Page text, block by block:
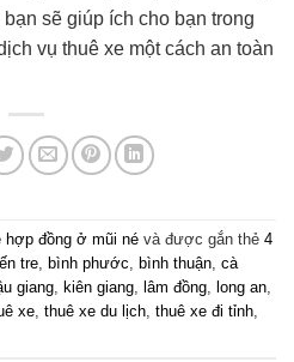
sẽ giúp ích cho bạn trong
vụ thuê xe một cách an toàn
hợp đồng ở mũi né và được gắn thẻ 4
tre, bình phước, bình thuận, cà
giang, kiên giang, lâm đồng, long an,
xe, thuê xe du lịch, thuê xe đi tỉnh,